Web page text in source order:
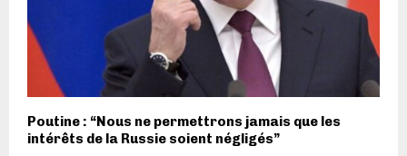
Poutine : “Nous ne permettrons jamais que les
intérêts de la Russie soient négligés”